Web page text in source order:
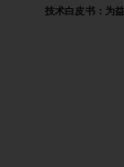
技术白皮书：为